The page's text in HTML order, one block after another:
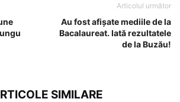
Articolul următor
Au fost afișate mediile de la
Bacalaureat. Iată rezultatele
de la Buzău!
SIMILARE